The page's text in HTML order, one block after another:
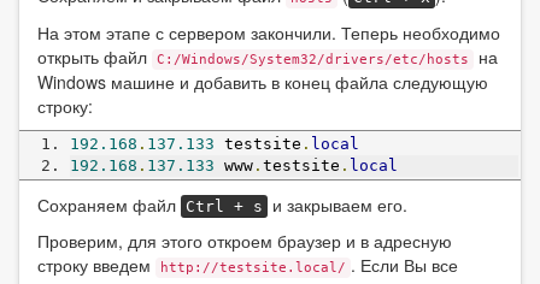
На этом этапе с сервером закончили. Теперь необходимо
открыть файл
С:/Windows/System32/drivers/etc/hosts
на
Windows машине и добавить в конец файла следующую
строку:
192.168 . 137.133 testsite . local
192.168 . 137.133 www . testsite . local
Сохраняем файл Ctrl + s
и закрываем его.
Проверим, для этого откроем браузер и в адресную
строку введем
http://testsite.local/ . Если Вы все